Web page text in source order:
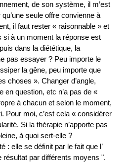
de son système, il m’est
seule offre convienne à
il faut rester « raisonnable » et
si à un moment la réponse est
dans la diététique, la
pas essayer ? Peu importe le
la gêne, peu importe que
choses ». Changer d’angle,
en question, etc n’a pas de «
à chacun et selon le moment,
Pour moi, c’est cela « considérer
Si la thérapie n’apporte pas
à quoi sert-elle ?
L’équifinalité est une réalité : elle se définit par le fait que l’
résultat par différents moyens ".